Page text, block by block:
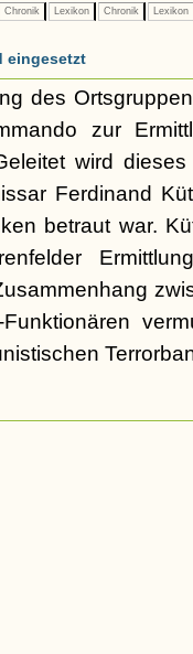
Chronik Lexikon Chronik Lexikon
eingesetzt
des
zur
wird
Ferdinand
betraut war.